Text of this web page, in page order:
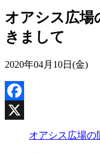
オアシス広場
きまして
2020年04月10日(金)
Facebook
オアシス広場の